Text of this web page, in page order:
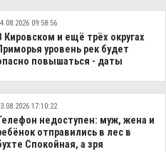
09:58:56
Кировском и ещё трёх округах
уровень рек будет
повышаться - даты
17:10:22
недоступен: муж, жена и
отправились в лес в
Спокойная, а зря